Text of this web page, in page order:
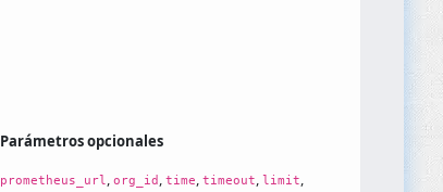
Parámetros opcionales
prometheus_url, org_id , time, timeout, limit,